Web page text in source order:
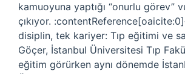
kamuoyuna yaptığı “onurlu görev”
çıkıyor.
disiplin, tek kariyer: Tıp eğitimi ve
Göçer, İstanbul Üniversitesi Tıp
eğitim görürken aynı dönemde